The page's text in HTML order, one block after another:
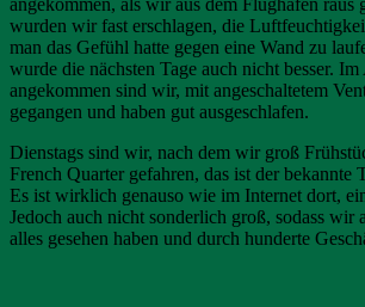
wurden wir fast erschlagen, die
man das Gefühl hatte gegen eine Wand zu
wurde die nächsten Tage auch nicht besser.
angekommen sind wir, mit angeschaltetem
gegangen und haben gut ausgeschlafen.
Dienstags sind wir, nach dem wir groß
French Quarter gefahren, das ist der bekannte
Es ist wirklich genauso wie im Internet dort,
Jedoch auch nicht sonderlich groß, sodass wir
alles gesehen haben und durch hunderte